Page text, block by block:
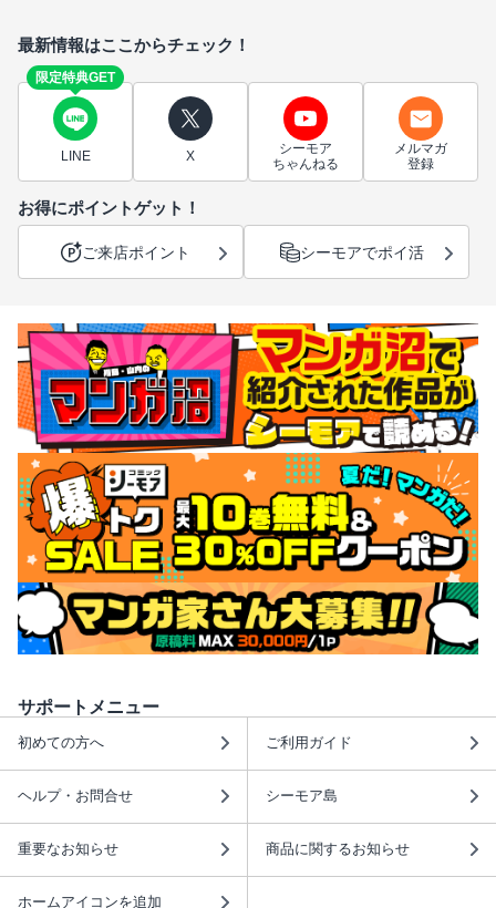
最新情報はここからチェック！
限定特典GET
LINE X
シーモア
ちゃんねる
メルマガ
登録
お得にポイントゲット！
ご来店ポイント シーモアでポイ活
サポートメニュー
初めての方へ ご利用ガイド
ヘルプ・お問合せ シーモア島
重要なお知らせ 商品に関するお知らせ
ホームアイコンを追加